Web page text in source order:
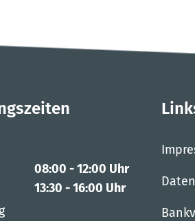
08:00 -12:00 Uhr
Von 08:00 bis 12:00 Uhr
13:30 -16:00 Uhr